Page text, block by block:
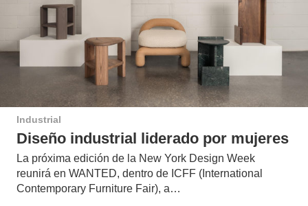
Industrial
Diseño industrial liderado por mujeres
La próxima edición de la New York Design Week
reunirá en WANTED, dentro de ICFF (International
Contemporary Furniture Fair), a…